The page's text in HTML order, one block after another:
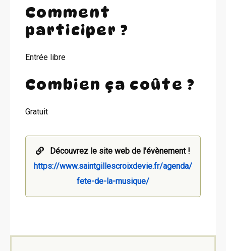
Comment
participer ?
Entrée libre
Combien ça coûte ?
Gratuit
Découvrez le site web de l'évènement !
https://www.saintgillescroixdevie.fr/agenda/
fete-de-la-musique/